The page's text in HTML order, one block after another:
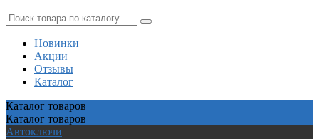
Новинки
Акции
Отзывы
Каталог
Каталог товаров
Каталог товаров
Автоключи